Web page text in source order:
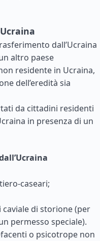
dall’Ucraina
altro paese
residente in Ucraina,
dell’eredità sia
da cittadini residenti
in presenza di un
caseari;
caviale di storione (per
permesso speciale).
o psicotrope non